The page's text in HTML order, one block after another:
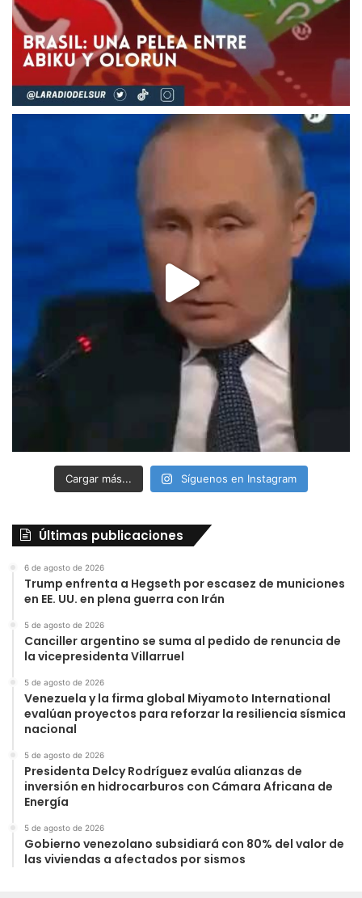
Cargar más... Síguenos en Instagram
Últimas publicaciones
6 de agosto de 2026
Trump enfrenta a Hegseth por escasez de municiones
en EE. UU. en plena guerra con Irán
5 de agosto de 2026
Canciller argentino se suma al pedido de renuncia de
la vicepresidenta Villarruel
5 de agosto de 2026
Venezuela y la firma global Miyamoto International
evalúan proyectos para reforzar la resiliencia sísmica
nacional
5 de agosto de 2026
Presidenta Delcy Rodríguez evalúa alianzas de
inversión en hidrocarburos con Cámara Africana de
Energía
5 de agosto de 2026
Gobierno venezolano subsidiará con 80% del valor de
las viviendas a afectados por sismos